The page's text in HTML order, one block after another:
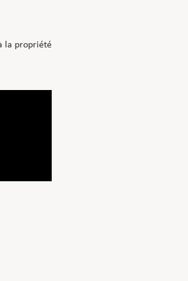
la propriété